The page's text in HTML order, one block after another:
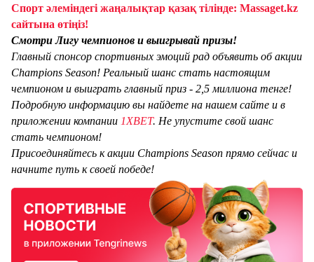
Спорт әлеміндегі жаңалықтар қазақ тілінде: Massaget.kz
сайтына өтіңіз!
Смотри Лигу чемпионов и выигрывай призы!
Главный спонсор спортивных эмоций рад объявить об акции
Champions Season! Реальный шанс стать настоящим
чемпионом и выиграть главный приз - 2,5 миллиона тенге!
Подробную информацию вы найдете на нашем сайте и в
приложении компании 1XBET. Не упустите свой шанс
стать чемпионом!
Присоединяйтесь к акции Champions Season прямо сейчас и
начните путь к своей победе!